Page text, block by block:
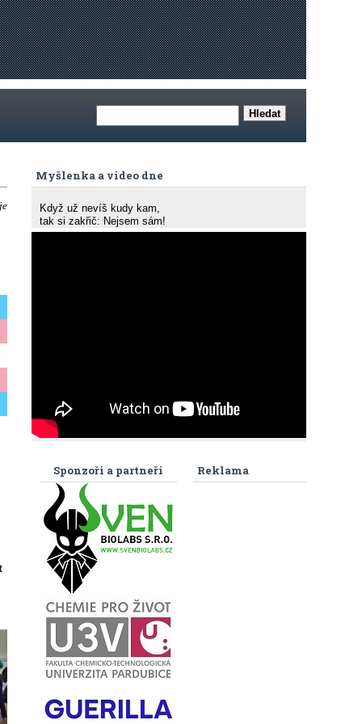
Myšlenka a video dne
Když už nevíš kudy kam,
tak si zakřič: Nejsem sám!
Reklama
Sponzoři a partneři